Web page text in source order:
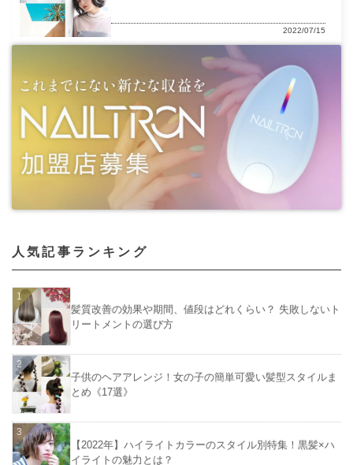
2022/07/15
人気記事ランキング
髪質改善の効果や期間、値段はどれくらい？ 失敗しないト
リートメントの選び方
子供のヘアアレンジ！女の子の簡単可愛い髪型スタイルま
とめ《17選》
【2022年】ハイライトカラーのスタイル別特集！黒髪×ハ
イライトの魅力とは？